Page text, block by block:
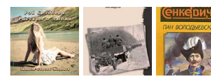
0032
0033
0034